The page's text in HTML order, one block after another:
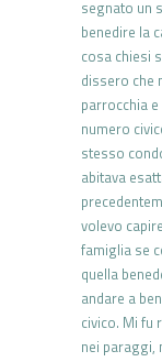
segnato un
benedire la
cosa chiesi
dissero che
parrocchia
numero
stesso
abitava
volevo
famiglia se
quella
andare a
civico. Mi fu
nei paraggi,